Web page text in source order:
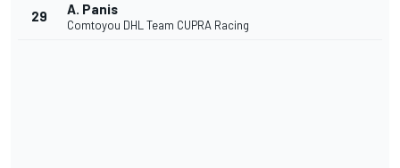
29 A. Panis
Comtoyou DHL Team CUPRA Racing